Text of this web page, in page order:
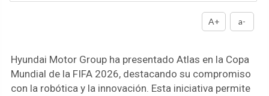
A+ a-
Hyundai Motor Group ha presentado Atlas en la Copa
Mundial de la FIFA 2026, destacando su compromiso
con la robótica y la innovación. Esta iniciativa permite